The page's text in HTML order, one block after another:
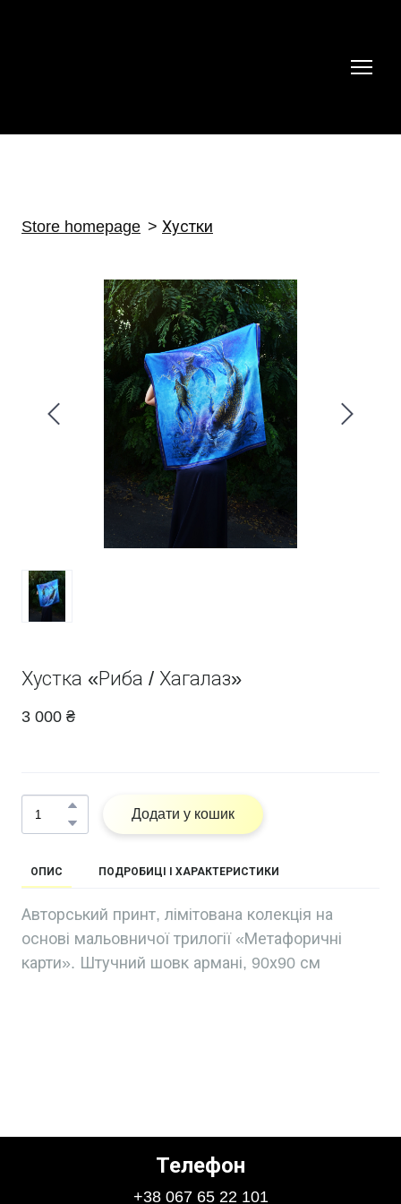
Store homepage Хустки
Хустка «Риба / Хагалаз»
3 000 ₴
Додати у кошик
ОПИС ПОДРОБИЦІ І ХАРАКТЕРИСТИКИ
Авторський принт, лімітована колекція на
основі мальовничої трилогії «Метафоричні
карти». Штучний шовк армані, 90х90 см
Телефон
+38 067 65 22 101